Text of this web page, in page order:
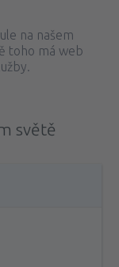
na našem
toho má web
světě